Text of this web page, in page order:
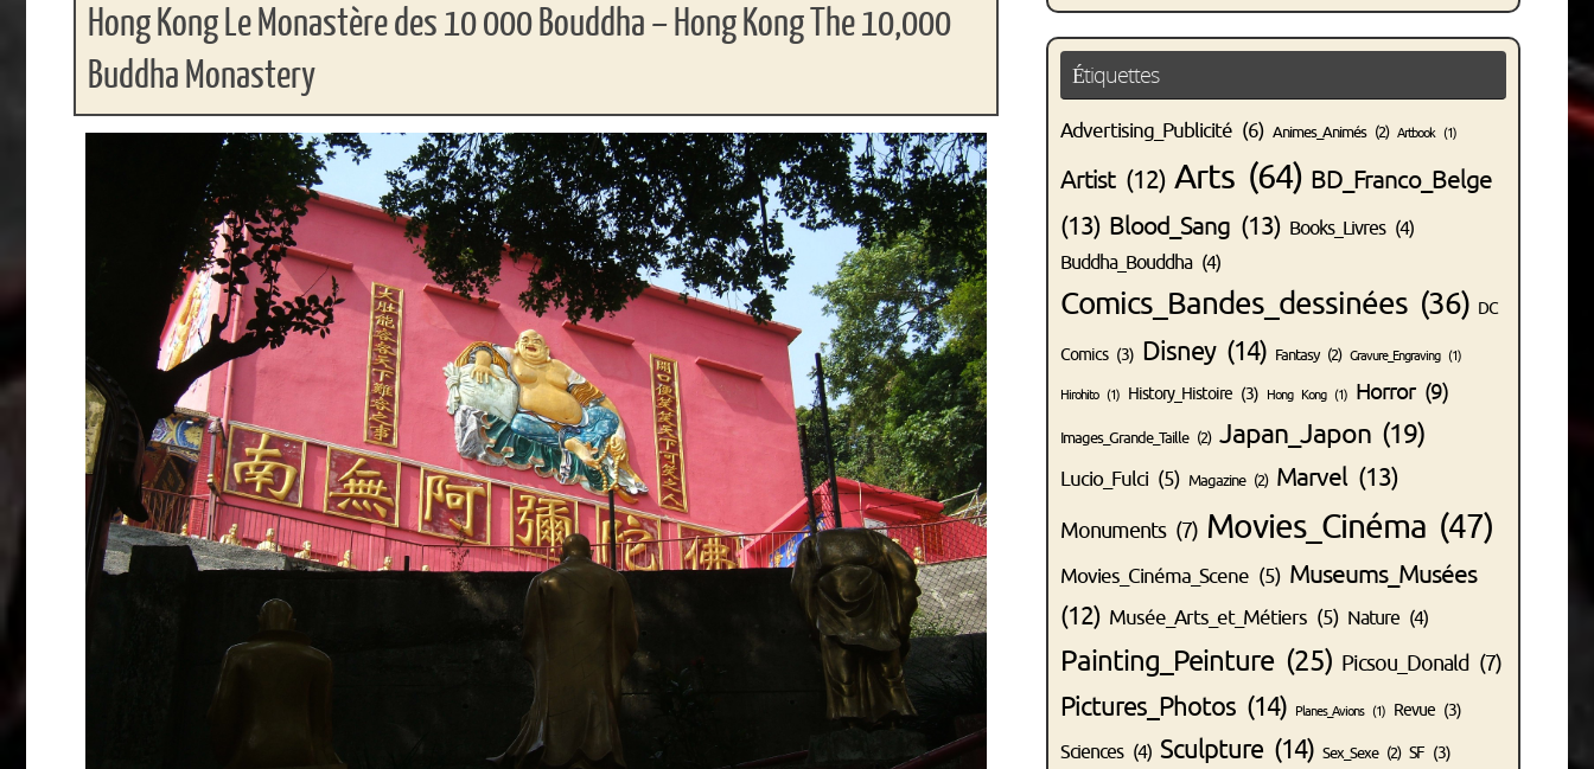
Hong Kong Le Monastère des 10 000 Bouddha – Hong Kong The 10,000
Buddha Monastery
:
Étiquettes
Advertising_Publicité (6) Animes_Animés(2) Artbook(1)
Artist(12) Arts (64) BD_Franco_Belge
(13) Blood_Sang (13) Books_Livres(4)
Buddha_Bouddha(4)
Comics_Bandes_dessinées (36) DC
Comics(3) Disney(14) Fantasy(2) Gravure_Engraving(1)
Hirohito(1) History_Histoire (3) Hong Kong(1) Horror(9)
Images_Grande_Taille(2) Japan_Japon (19)
Lucio_Fulci (5) Magazine(2) Marvel(13)
Monuments(7) Movies_Cinéma (47)
Movies_Cinéma_Scene (5) Museums_Musées
(12) Musée_Arts_et_Métiers (5) Nature (4)
Painting_Peinture(25) Picsou_Donald (7)
Pictures_Photos (14) Planes_Avions(1) Revue (3)
Sciences(4) Sculpture(14) Sex_Sexe(2) SF (3)